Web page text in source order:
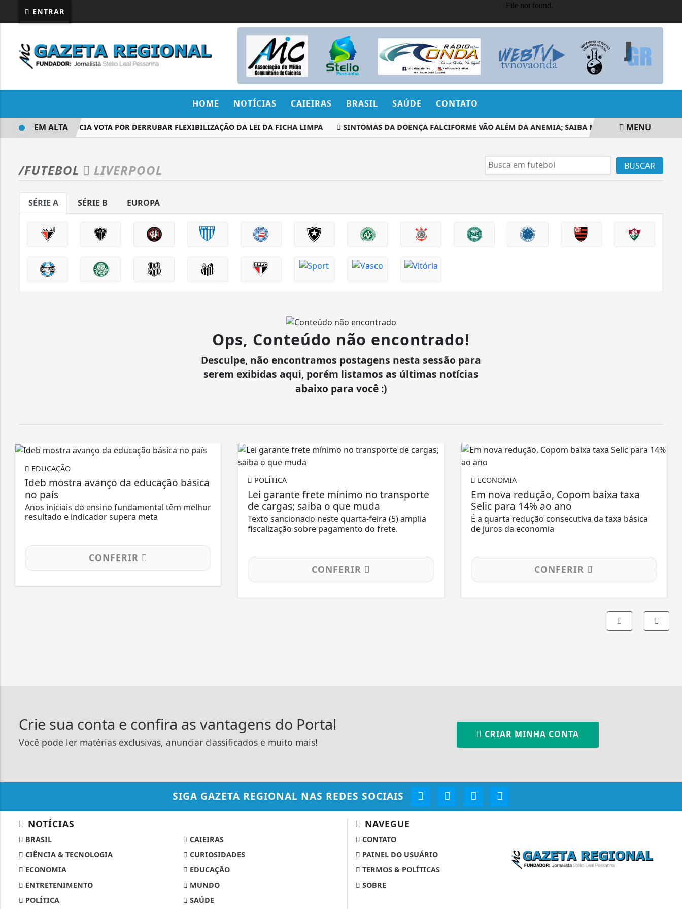
ENTRAR
HOME NOTÍCIAS CAIEIRAS BRASIL SAÚDE CONTATO
CÁRMEN LÚCIA VOTA POR DERRUBAR FLEXIBILIZAÇÃO DA LEI DA FICHA LIMPA SINTOMAS DA DOENÇA FALCIFORME VÃO ALÉM DA ANEMIA; SAIBA MAIS DEFESA DE
EM ALTA MENU
/FUTEBOL LIVERPOOL BUSCAR
SÉRIE A SÉRIE B EUROPA
Ops, Conteúdo não encontrado!
Desculpe, não encontramos postagens nesta sessão para
serem exibidas aqui, porém listamos as últimas notícias
abaixo para você :)
EDUCAÇÃO
Ideb mostra avanço da educação básica
no país
Anos iniciais do ensino fundamental têm melhor
resultado e indicador supera meta
CONFERIR
POLÍTICA
Lei garante frete mínimo no transporte
de cargas; saiba o que muda
Texto sancionado neste quarta-feira (5) amplia
fiscalização sobre pagamento do frete.
CONFERIR
ECONOMIA
Em nova redução, Copom baixa taxa
Selic para 14% ao ano
É a quarta redução consecutiva da taxa básica
de juros da economia
CONFERIR
Crie sua conta e confira as vantagens do Portal
Você pode ler matérias exclusivas, anunciar classificados e muito mais!
CRIAR MINHA CONTA
SIGA GAZETA REGIONAL NAS REDES SOCIAIS
NOTÍCIAS
BRASIL
CAIEIRAS
CIÊNCIA & TECNOLOGIA
CURIOSIDADES
ECONOMIA
EDUCAÇÃO
ENTRETENIMENTO
MUNDO
POLÍTICA
SAÚDE
NAVEGUE
CONTATO
PAINEL DO USUÁRIO
TERMOS & POLÍTICAS
SOBRE